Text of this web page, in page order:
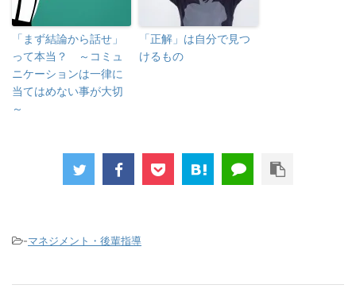
「まず結論から話せ」
って本当？ ～コミュ
ニケーションは一律に
当てはめない事が大切
～
「正解」は自分で見つ
けるもの
-マネジメント・後輩指導